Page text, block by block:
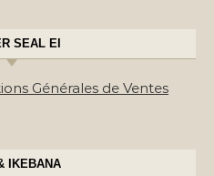
SEAL EI
Générales de Ventes
IKEBANA